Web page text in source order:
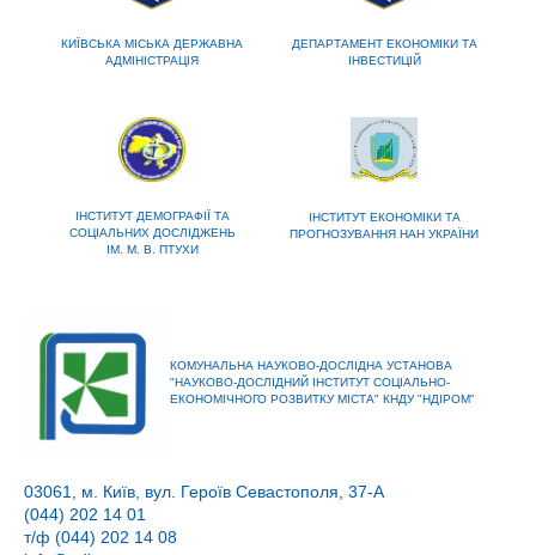
КИЇВСЬКА МІСЬКА ДЕРЖАВНА
АДМІНІСТРАЦІЯ
ДЕПАРТАМЕНТ ЕКОНОМІКИ ТА
ІНВЕСТИЦІЙ
ІНСТИТУТ ДЕМОГРАФІЇ ТА
СОЦІАЛЬНИХ ДОСЛІДЖЕНЬ
ІМ. М. В. ПТУХИ
ІНСТИТУТ ЕКОНОМІКИ ТА
ПРОГНОЗУВАННЯ НАН УКРАЇНИ
КОМУНАЛЬНА НАУКОВО-ДОСЛІДНА УСТАНОВА
"НАУКОВО-ДОСЛІДНИЙ ІНСТИТУТ СОЦІАЛЬНО-
ЕКОНОМІЧНОГО РОЗВИТКУ МІСТА" КНДУ "НДІРОМ"
03061, м. Київ, вул. Героїв Севастополя, 37-А
(044) 202 14 01
т/ф (044) 202 14 08